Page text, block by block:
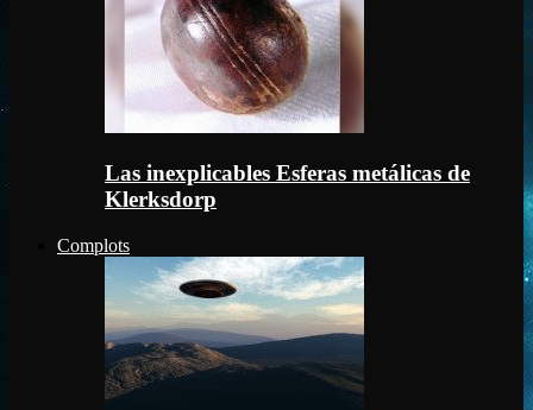
Las inexplicables Esferas metálicas de
Klerksdorp
Complots